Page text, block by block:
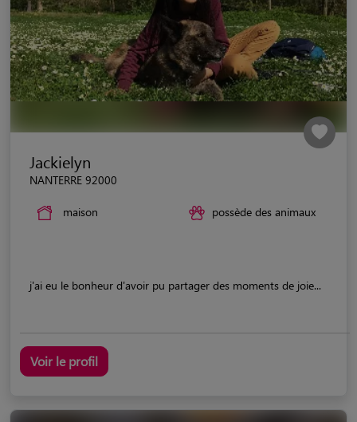
Jackielyn
NANTERRE 92000
maison possède des animaux
j'ai eu le bonheur d'avoir pu partager des moments de joie...
Voir le profil